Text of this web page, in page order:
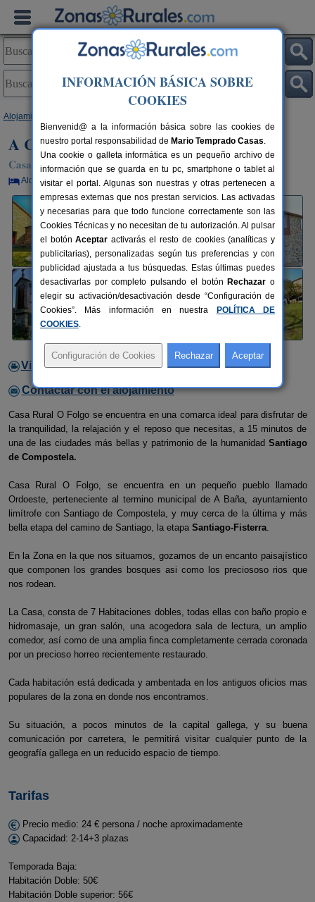
Alojamientos
A Casa Do Folgo
Casa Rural en A Baña (A Coruña)
Alquiler por habitaciones 2-14+3 plazas 100 km de A Coruña
Video
Contactar con el alojamiento
Casa Rural O Folgo se encuentra en una comarca ideal para disfrutar de
la tranquilidad, la relajación y el reposo que necesitas, a 15 minutos de
una de las ciudades más bellas y patrimonio de la humanidad Santiago
de Compostela.
Casa Rural O Folgo, se encuentra en un pequeño pueblo llamado
Ordoeste, perteneciente al termino municipal de A Baña, ayuntamiento
limítrofe con Santiago de Compostela, y muy cerca de la última y más
bella etapa del camino de Santiago, la etapa Santiago-Fisterra.
En la Zona en la que nos situamos, gozamos de un encanto paisajístico
que componen los grandes bosques asi como los preciososo rios que
nos rodean.
La Casa, consta de 7 Habitaciones dobles, todas ellas con baño propio e
hidromasaje, un gran salón, una acogedora sala de lectura, un amplio
comedor, así como de una amplia finca completamente cerrada coronada
por un precioso horreo recientemente restaurado.
Cada habitación está dedicada y ambentada en los antiguos oficios mas
populares de la zona en donde nos encontramos.
Su situación, a pocos minutos de la capital gallega, y su buena
comunicación por carretera, le permitirá visitar cualquier punto de la
geografía gallega en un reducido espacio de tiempo.
Tarifas
Precio medio: 24 € persona / noche aproximadamente
Capacidad: 2-14+3 plazas
Temporada Baja:
Habitación Doble: 50€
Habitación Doble superior: 56€
INFORMACIÓN BÁSICA SOBRE
COOKIES
Bienvenid@ a la información básica sobre las cookies de
nuestro portal responsabilidad de Mario Temprado Casas.
Una cookie o galleta informática es un pequeño archivo de
información que se guarda en tu pc, smartphone o tablet al
visitar el portal. Algunas son nuestras y otras pertenecen a
empresas externas que nos prestan servicios. Las activadas
y necesarias para que todo funcione correctamente son las
Cookies Técnicas y no necesitan de tu autorización. Al pulsar
el botónAceptar activarás el resto de cookies (analíticas y
publicitarias), personalizadas según tus preferencias y con
publicidad ajustada a tus búsquedas. Estas últimas puedes
desactivarlas por completo pulsando el botón Rechazar o
elegir su activación/desactivación desde “Configuración de
Cookies”. Más información en nuestra
POLÍTICA DE
COOKIES.